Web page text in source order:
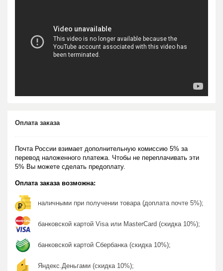
Оплата заказа
Почта России взимает дополнительную комиссию 5% за
перевод наложенного платежа. Чтобы не переплачивать эти
5% Вы можете сделать предоплату.
Оплата заказа возможна:
наличными при получении товара (доплата почте 5%);
банковской картой Visa или MasterCard (скидка 10%);
банковской картой Сбербанка (скидка 10%);
Яндекс.Деньгами (скидка 10%);